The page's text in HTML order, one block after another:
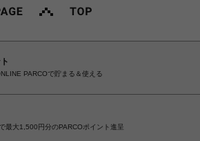
PARCOで貯まる＆使える
最大1,500円分のPARCOポイント進呈